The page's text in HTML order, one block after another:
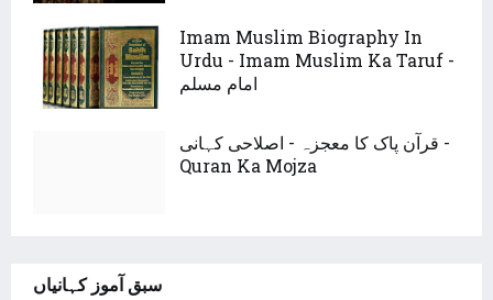
Imam Muslim Biography In
Urdu - Imam Muslim Ka Taruf -
امام مسلم
قرآن پاک کا معجزہ - اصلاحی کہانی -
Quran Ka Mojza
سبق آموز کہانیاں